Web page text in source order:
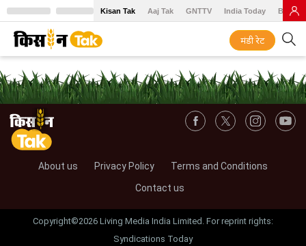
Kisan Tak Aaj Tak GNTTV India Today BT
मंडी रेट
About us Privacy Policy
Terms and Conditions
Contact us
Copyright©2026 Living Media India Limited. For reprint rights:
Syndications Today